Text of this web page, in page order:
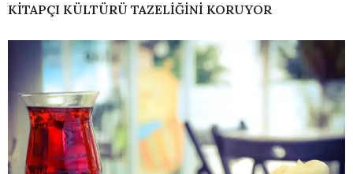
KİTAPÇI KÜLTÜRÜ TAZELİĞİNİ KORUYOR